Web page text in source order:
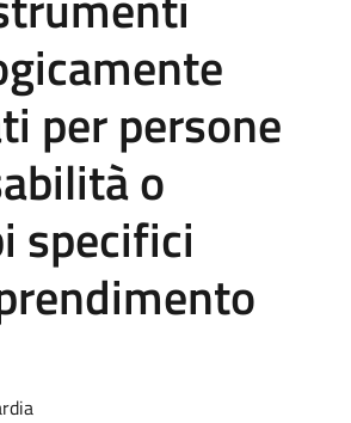
per persone
o
specifici